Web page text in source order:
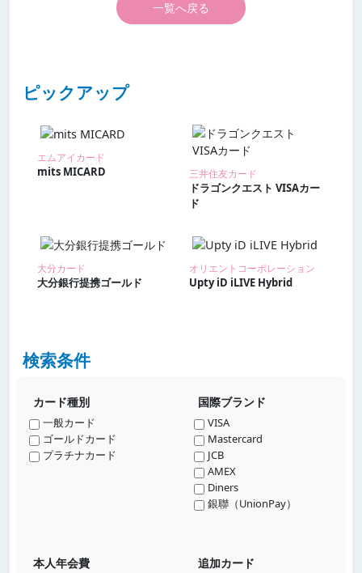
一覧へ戻る
ピックアップ
エムアイカード
mits MICARD 三井住友カード
ドラゴンクエスト VISAカー
ド
大分カード
大分銀行提携ゴールド
オリエントコーポレーション
Upty iD iLIVE Hybrid
検索条件
カード種別
一般カード
ゴールドカード
プラチナカード
国際ブランド
VISA
Mastercard
JCB
AMEX
Diners
銀聯（UnionPay）
本人年会費 追加カード